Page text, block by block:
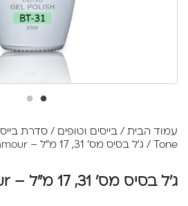
עמוד הבית / בייסים וטופים /
Tone / ג'ל בסיס מס' 31, 17 מ"ל – Glamour
ג'ל בסיס מס' 31, 17 מ"ל – Glamour